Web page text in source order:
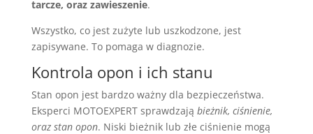
tarcze, oraz zawieszenie.
Wszystko, co jest zużyte lub uszkodzone, jest
zapisywane. To pomaga w diagnozie.
Kontrola opon i ich stanu
Stan opon jest bardzo ważny dla bezpieczeństwa.
Eksperci MOTOEXPERT sprawdzają bieżnik, ciśnienie,
oraz stan opon. Niski bieżnik lub złe ciśnienie mogą